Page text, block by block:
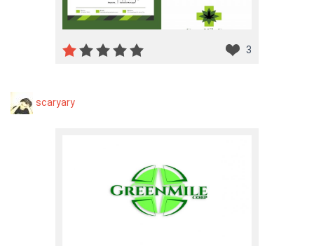
3
scaryary